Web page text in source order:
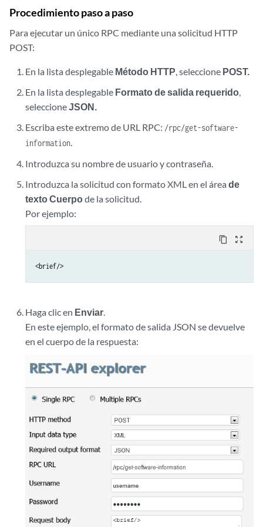
Procedimiento paso a paso
Para ejecutar un único RPC mediante una solicitud HTTP
POST:
En la lista desplegable Método HTTP, seleccione POST.
En la lista desplegable Formato de salida requerido,
seleccioneJSON.
Escriba este extremo de URL RPC: /rpc/get-software-
information.
Introduzca su nombre de usuario y contraseña.
Introduzca la solicitud con formato XML en el áreade
texto Cuerpode la solicitud.
Por ejemplo:
content_copy zoom_out_map
<brief/>
Haga clic en Enviar.
En este ejemplo, el formato de salida JSON se devuelve
en el cuerpo de la respuesta: